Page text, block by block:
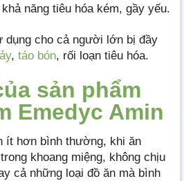
năng tiêu hóa kém, gầy yếu.
dụng cho cả người lớn bị đầy
, táo bón, rối loạn tiêu hóa.
sản phẩm
Emedyc Amin
ít hơn bình thường, khi ăn
khoang miệng, không chịu
cả những loại đồ ăn mà bình